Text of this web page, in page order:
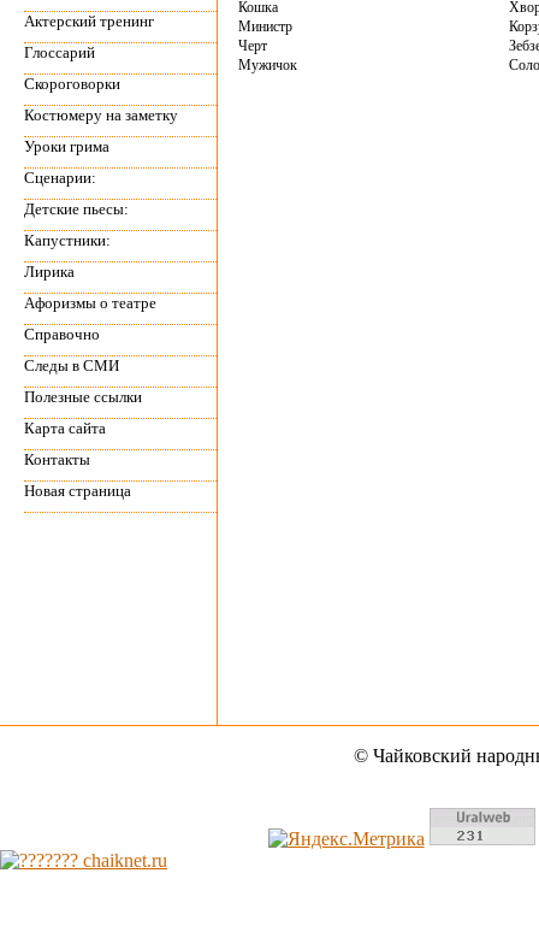
Актерский тренинг
Глоссарий
Скороговорки
Костюмеру на заметку
Уроки грима
Сценарии:
Детские пьесы:
Капустники:
Лирика
Афоризмы о театре
Справочно
Следы в СМИ
Полезные ссылки
Карта сайта
Контакты
Новая страница
Кошка
Министр
Черт
Мужичок
© Чайковский